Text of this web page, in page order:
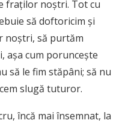
fraţilor noştri. Tot cu
să doftoricim şi
noştri, să purtăm
aşa cum porunceşte
să le fim stăpâni; să nu
slugă tuturor.
încă mai însemnat, la